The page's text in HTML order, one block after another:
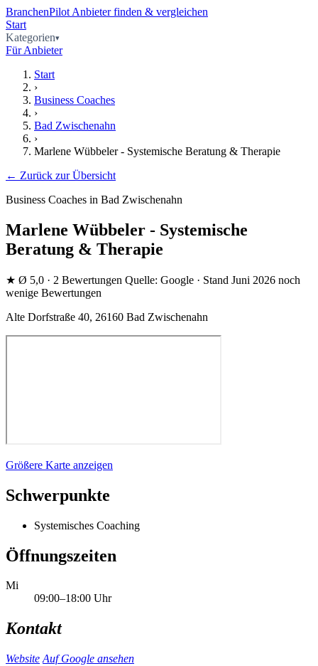
BranchenPilot Anbieter finden & vergleichen
Start
Kategorien
Für Anbieter
Start
›
Business Coaches
›
Bad Zwischenahn
›
Marlene Wübbeler - Systemische Beratung & Therapie
← Zurück zur Übersicht
Business Coaches in Bad Zwischenahn
Marlene Wübbeler - Systemische
Beratung & Therapie
★ Ø 5,0 · 2 Bewertungen Quelle: Google · Stand Juni 2026 noch
wenige Bewertungen
Alte Dorfstraße 40, 26160 Bad Zwischenahn
Größere Karte anzeigen
Schwerpunkte
Systemisches Coaching
Öffnungszeiten
Mi
09:00–18:00 Uhr
Kontakt
Website Auf Google ansehen